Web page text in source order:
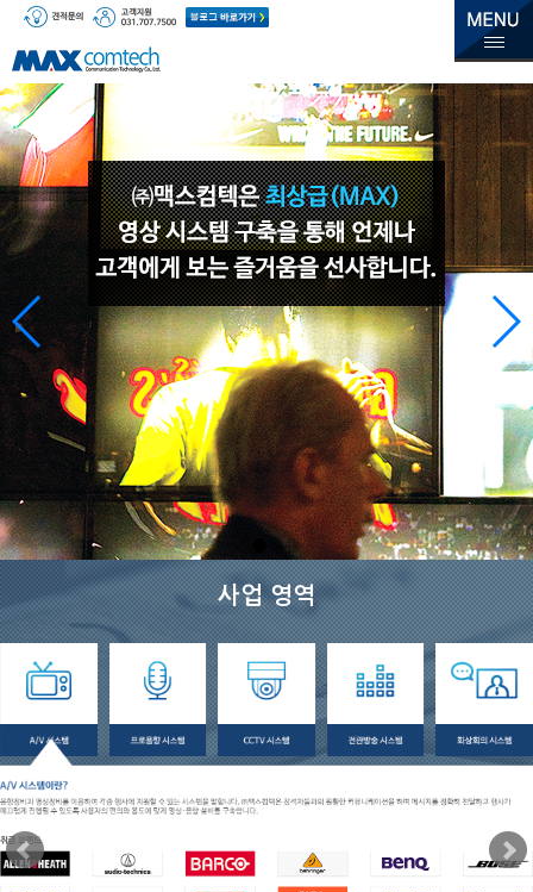
사업 영역